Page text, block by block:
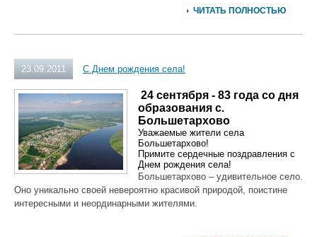
ЧИТАТЬ ПОЛНОСТЬЮ
23.09.2011 С Днем рождения села!
24 сентября - 83 года со дня
образования с.
Большетархово
Уважаемые жители села
Большетархово!
Примите сердечные поздравления с
Днем рождения села!
Большетархово – удивительное село.
Оно уникально своей невероятно красивой природой, поистине
интересными и неординарными жителями.